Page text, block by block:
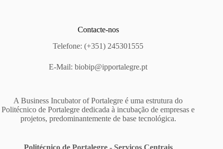
Contacte-nos
Telefone: (+351) 245301555
E-Mail:biobip@ipportalegre.pt
A Business Incubator of Portalegre é uma estrutura do
Politécnico de Portalegre dedicada à incubação de empresas e
projetos, predominantemente de base tecnológica.
Politécnico de Portalegre - Serviços Centrais